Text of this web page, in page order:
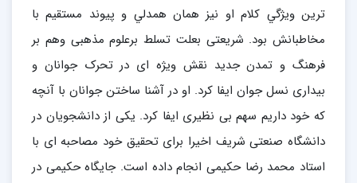
ترين ويژگي كلام او نيز همان همدلي و پيوند مستقيم با
مخاطبانش بود. شریعتی بعلت تسلط برعلوم مذهبی وهم بر
فرهنگ و تمدن جدید نقش ویژه ای در تحرک جوانان و
بیداری نسل جوان ایفا کرد. او در آشنا ساختن جوانان با آنچه
که خود داریم سهم بی نظیری ایفا کرد. یکی از دانشجویان در
دانشگاه صنعتی شریف اخیرا برای تحقیق خود مصاحبه ای با
استاد محمد رضا حکیمی انجام داده است. جایگاه حکیمی در